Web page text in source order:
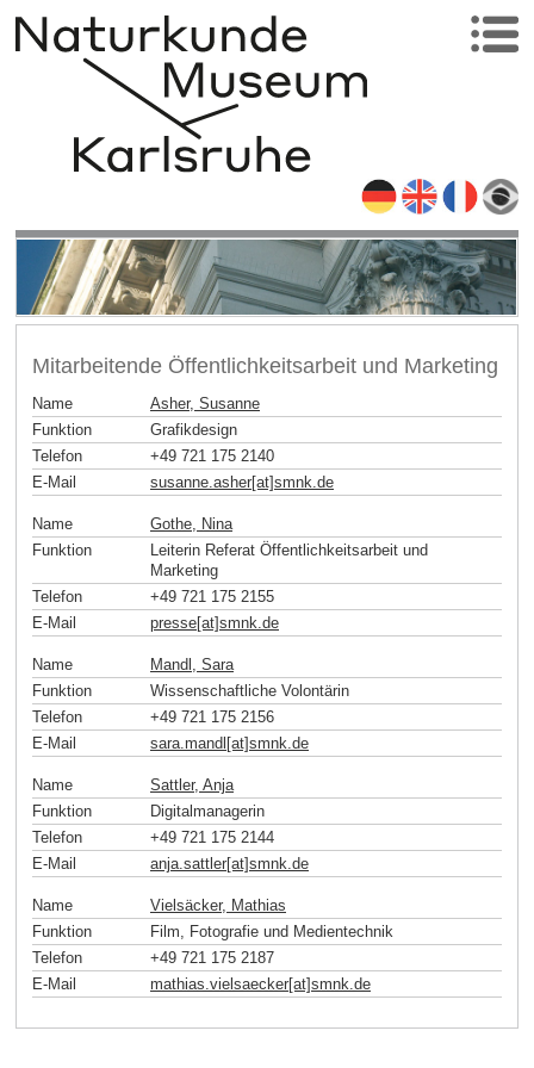
Mitarbeitende Öffentlichkeitsarbeit und Marketing
Name
Asher, Susanne
Funktion
Grafikdesign
Telefon
+49 721 175 2140
E-Mail
susanne.asher[at]smnk.de
Name
Gothe, Nina
Funktion
Leiterin Referat Öffentlichkeitsarbeit und
Marketing
Telefon
+49 721 175 2155
E-Mail
presse[at]smnk.de
Name
Mandl, Sara
Funktion
Wissenschaftliche Volontärin
Telefon
+49 721 175 2156
E-Mail
sara.mandl[at]smnk.de
Name
Sattler, Anja
Funktion
Digitalmanagerin
Telefon
+49 721 175 2144
E-Mail
anja.sattler[at]smnk de
Name
Vielsäcker, Mathias
Funktion
Film, Fotografie und Medientechnik
Telefon
+49 721 175 2187
E-Mail
mathias.vielsaecker[at]smnk de